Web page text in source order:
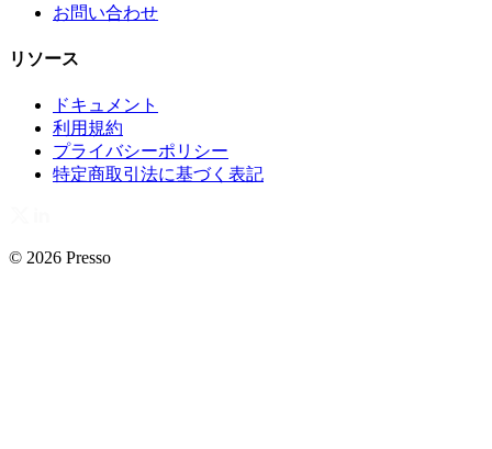
お問い合わせ
リソース
ドキュメント
利用規約
プライバシーポリシー
特定商取引法に基づく表記
© 2026 Presso